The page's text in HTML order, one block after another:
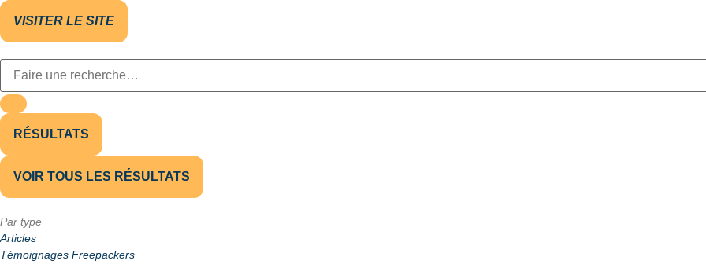
VISITER LE SITE
RÉSULTATS
VOIR TOUS LES RÉSULTATS
Par type
Articles
Témoignages Freepackers